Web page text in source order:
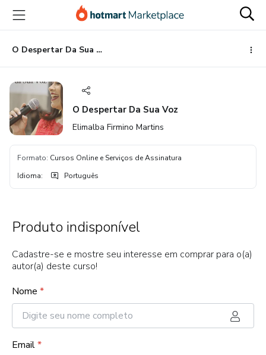
para
conteúdo
principal
para
pagamento
para
rodapé
O Despertar Da Sua Voz
O Despertar Da Sua Voz
Elimalba Firmino Martins
Formato: Cursos Online e Serviços de Assinatura
Idioma: Português
Produto indisponível
Cadastre-se e mostre seu interesse em comprar para o(a)
autor(a) deste curso!
Nome *
Email*